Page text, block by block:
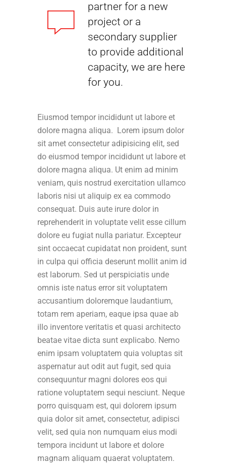
partner for a new
project or a
secondary supplier
to provide additional
capacity, we are here
for you.
Eiusmod tempor incididunt ut labore et
dolore magna aliqua. Lorem ipsum dolor
sit amet consectetur adipisicing elit, sed
do eiusmod tempor incididunt ut labore et
dolore magna aliqua. Ut enim ad minim
veniam, quis nostrud exercitation ullamco
laboris nisi ut aliquip ex ea commodo
consequat. Duis aute irure dolor in
reprehenderit in voluptate velit esse cillum
dolore eu fugiat nulla pariatur. Excepteur
sint occaecat cupidatat non proident, sunt
in culpa qui officia deserunt mollit anim id
est laborum. Sed ut perspiciatis unde
omnis iste natus error sit voluptatem
accusantium doloremque laudantium,
totam rem aperiam, eaque ipsa quae ab
illo inventore veritatis et quasi architecto
beatae vitae dicta sunt explicabo. Nemo
enim ipsam voluptatem quia voluptas sit
aspernatur aut odit aut fugit, sed quia
consequuntur magni dolores eos qui
ratione voluptatem sequi nesciunt. Neque
porro quisquam est, qui dolorem ipsum
quia dolor sit amet, consectetur, adipisci
velit, sed quia non numquam eius modi
tempora incidunt ut labore et dolore
magnam aliquam quaerat voluptatem.